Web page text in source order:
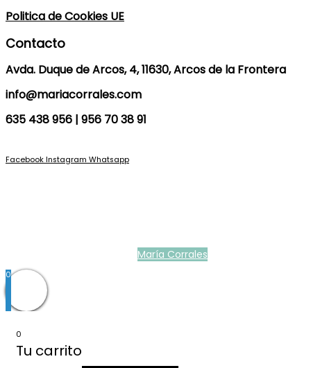
Politica de Cookies UE
Contacto
Avda. Duque de Arcos, 4, 11630, Arcos de la Frontera
info@mariacorrales.com
635 438 956 | 956 70 38 91
Facebook Instagram Whatsapp
María Corrales
0
0
Tu carrito